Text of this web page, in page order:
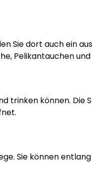
Sie dort auch ein
Pelikantauchen
trinken können. Die
Sie können